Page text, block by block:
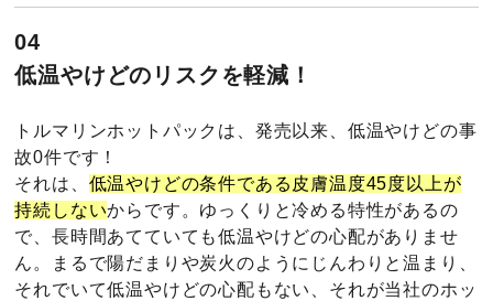
04
低温やけどのリスクを軽減！
トルマリンホットパックは、発売以来、低温やけどの事
故0件です！
それは、 低温やけどの条件である皮膚温度45度以上が
持続しないからです。ゆっくりと冷める特性があるの
で、長時間あてていても低温やけどの心配がありませ
ん。まるで陽だまりや炭火のようにじんわりと温まり、
それでいて低温やけどの心配もない、それが当社のホッ